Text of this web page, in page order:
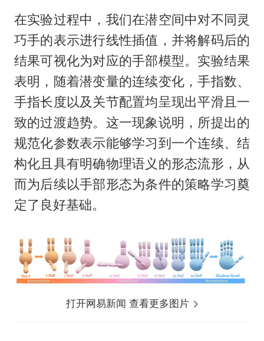
在实验过程中，我们在潜空间中对不同灵
巧手的表示进行线性插值，并将解码后的
结果可视化为对应的手部模型。实验结果
表明，随着潜变量的连续变化，手指数、
手指长度以及关节配置均呈现出平滑且一
致的过渡趋势。这一现象说明，所提出的
规范化参数表示能够学习到一个连续、结
构化且具有明确物理语义的形态流形，从
而为后续以手部形态为条件的策略学习奠
定了良好基础。
打开网易新闻 查看更多图片